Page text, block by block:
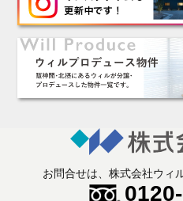
お問合せは、株式会社ウィ